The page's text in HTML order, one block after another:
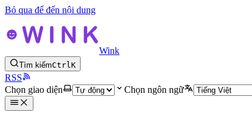
Bỏ qua để đến nội dung
Wink
Tìm kiếmCtrlK
RSS
Chọn giao diện
Chọn ngôn ngữ